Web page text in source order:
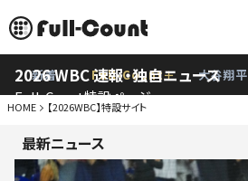
新着 Full-Count＋ 大谷翔平
HOME 【2026WBC】特設サイト
2026 WBC 速報・独自ニュース
Full-Count特設ページ
最新ニュース